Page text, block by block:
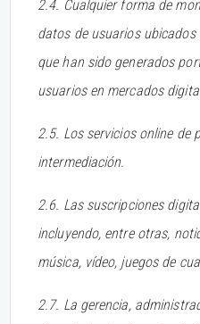
2.4. Cualquier forma de
datos de usuarios
que han sido generados
usuarios en mercados
2.5. Los servicios online de
intermediación.
2.6. Las suscripciones
incluyendo, entre otras,
música, vídeo, juegos de
2.7. La gerencia,